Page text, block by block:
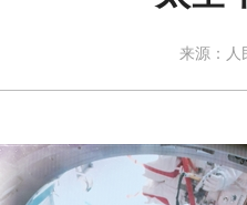
来源： 人